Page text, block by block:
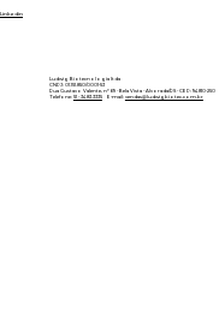
Ludwig Biotecnologia ltda
CNPJ: 01.151.850/0001-53
Rua Gustavo Valente, nº 69 - Bela Vista - Alvorada/RS - CEP: 94810-250
Telefone: 51 - 3483.3335E-mail: vendas@ludwigbiotec.com.br
Linkedin